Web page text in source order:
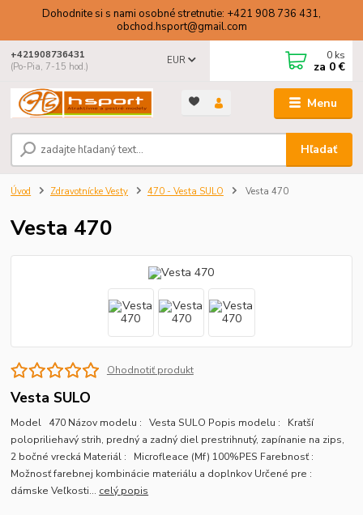
Dohodnite si s nami osobné stretnutie: +421 908 736 431,
obchod.hsport@gmail.com
Menu
EUR
Hľadať
+421908736431
(Po-Pia, 7-15 hod.)
0 ks
za 0 €
Úvod Zdravotnícke Vesty 470 - Vesta SULO Vesta 470
Vesta 470
Ohodnotiť produkt
Vesta SULO
Model 470 Názov modelu : Vesta SULO Popis modelu : Kratší
polopriliehavý strih, predný a zadný diel prestrihnutý, zapínanie na zips,
2 bočné vrecká Materiál : Microfleace (Mf) 100%PES Farebnosť :
Možnosť farebnej kombinácie materiálu a doplnkov Určené pre :
dámske Veľkosti... celý popis